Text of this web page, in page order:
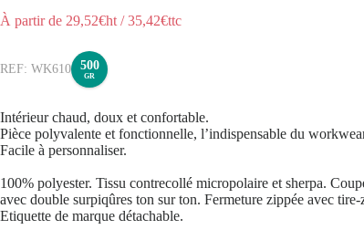
À partir de 29,52€ht /35,42€ttc
WK610 500
GR
Intérieur chaud, doux et confortable.
Pièce polyvalente et fonctionnelle, l’indispensable du
Facile à personnaliser.
100% polyester. Tissu contrecollé micropolaire et sherpa.
avec double surpiqûres ton sur ton. Fermeture zippée avec
Etiquette de marque détachable.